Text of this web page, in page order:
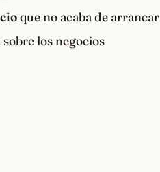
que no acaba de arrancar
sobre los negocios